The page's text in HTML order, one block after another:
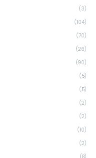
(3)
(104)
(70)
(26)
(90)
(5)
(5)
(2)
(2)
(10)
(2)